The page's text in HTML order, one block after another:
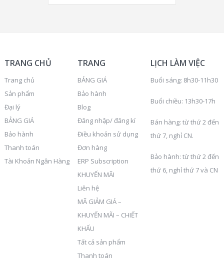
TRANG CHỦ
Trang chủ
Sản phẩm
Đại lý
BẢNG GIÁ
Bảo hành
Thanh toán
Tài Khoản Ngân Hàng
TRANG
BẢNG GIÁ
Bảo hành
Blog
Đăng nhập/ đăng kí
Điều khoản sử dụng
Đơn hàng
ERP Subscription
KHUYẾN MÃI
Liên hệ
MÃ GIẢM GIÁ –
KHUYẾN MÃI – CHIẾT
KHẤU
Tất cả sản phẩm
Thanh toán
LỊCH LÀM VIỆC
Buổi sáng: 8h30-11h30
Buổi chiều: 13h30-17h
Bán hàng: từ thứ 2 đến
thứ 7, nghỉ CN.
Bảo hành: từ thứ 2 đến
thứ 6, nghỉ thứ 7 và CN